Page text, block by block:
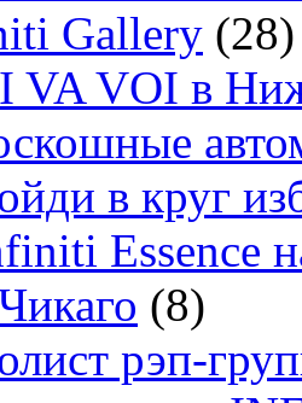
Gallery (28)
VA VOI в
в круг
Essence
(8)
рэп-